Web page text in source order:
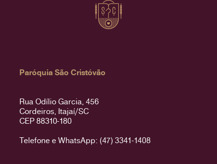
Paróquia São Cristóvão
Rua Odílio Garcia, 456
Cordeiros, Itajaí/SC
CEP 88310-180
Telefone e WhatsApp: (47) 3341-1408